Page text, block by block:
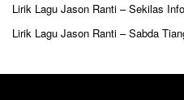
Lirik Lagu Jason Ranti – Sekilas Info
Lirik Lagu Jason Ranti – Sabda